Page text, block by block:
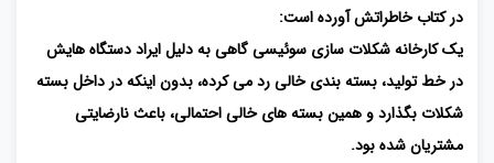
در کتاب خاطراتش آورده است:
یک کارخانه شکلات سازی سوئیسی گاهی به دلیل ایراد دستگاه هایش
در خط تولید، بسته بندی خالی رد می کرده، بدون اینکه در داخل بسته
شکلات بگذارد و همین بسته های خالی احتمالی، باعث نارضایتی
مشتریان شده بود.